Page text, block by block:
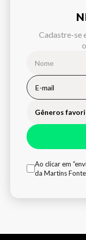
Cadastre-se
Gêneros
Ao clicar em
da Martins